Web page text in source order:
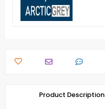
Product Description